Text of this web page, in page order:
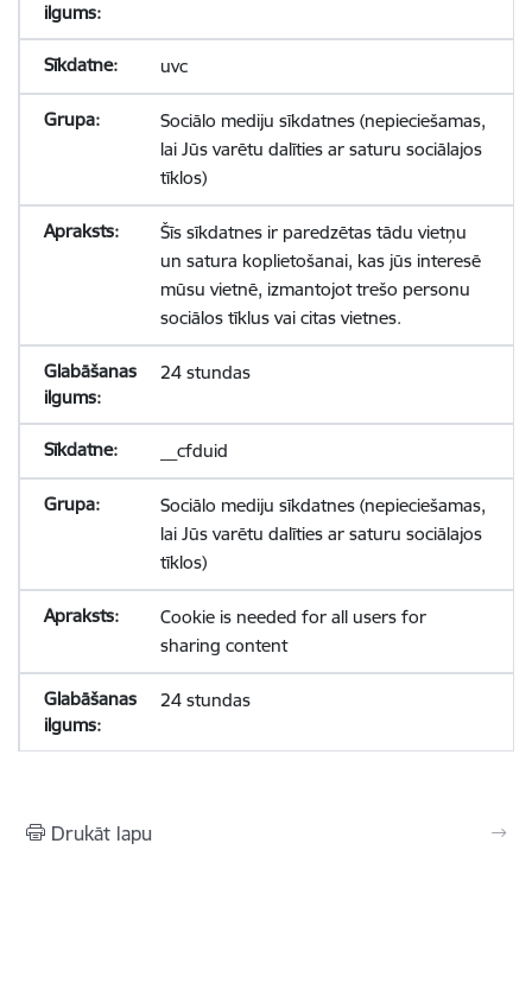
uvc
Sociālo mediju sīkdatnes (nepieciešamas,
lai Jūs varētu dalīties ar saturu sociālajos
tīklos)
Šīs sīkdatnes ir paredzētas tādu vietņu
un satura koplietošanai, kas jūs interesē
mūsu vietnē, izmantojot trešo personu
sociālos tīklus vai citas vietnes.
24 stundas
__cfduid
Sociālo mediju sīkdatnes (nepieciešamas,
lai Jūs varētu dalīties ar saturu sociālajos
tīklos)
Cookie is needed for all users for
sharing content
24 stundas
Drukāt lapu